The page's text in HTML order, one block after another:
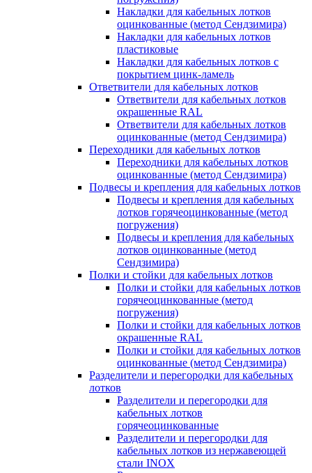
Накладки для кабельных лотков
оцинкованные (метод Сендзимира)
Накладки для кабельных лотков
пластиковые
Накладки для кабельных лотков с
покрытием цинк-ламель
Ответвители для кабельных лотков
Ответвители для кабельных лотков
окрашенные RAL
Ответвители для кабельных лотков
оцинкованные (метод Сендзимира)
Переходники для кабельных лотков
Переходники для кабельных лотков
оцинкованные (метод Сендзимира)
Подвесы и крепления для кабельных лотков
Подвесы и крепления для кабельных
лотков горячеоцинкованные (метод
погружения)
Подвесы и крепления для кабельных
лотков оцинкованные (метод
Сендзимира)
Полки и стойки для кабельных лотков
Полки и стойки для кабельных лотков
горячеоцинкованные (метод
погружения)
Полки и стойки для кабельных лотков
окрашенные RAL
Полки и стойки для кабельных лотков
оцинкованные (метод Сендзимира)
Разделители и перегородки для кабельных
лотков
Разделители и перегородки для
кабельных лотков
горячеоцинкованные
Разделители и перегородки для
кабельных лотков из нержавеющей
стали INOX